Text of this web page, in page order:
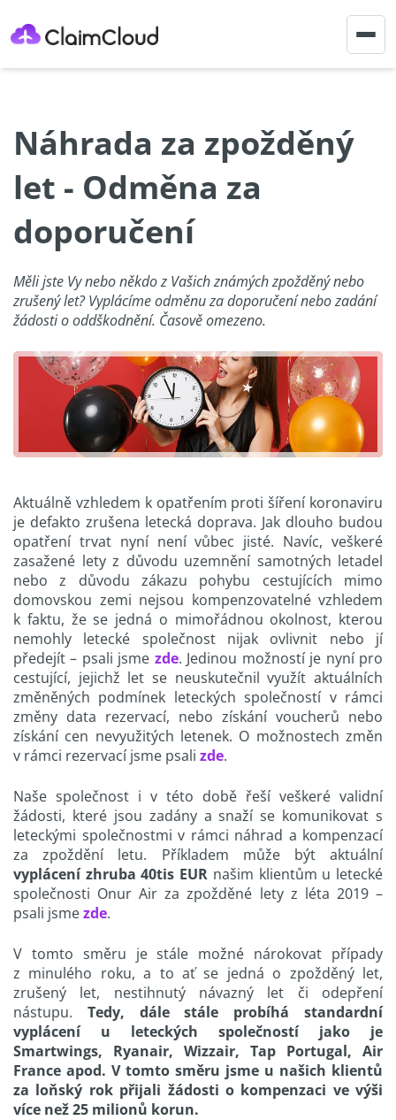
Náhrada za zpožděný
let - Odměna za
doporučení
Měli jste Vy nebo někdo z Vašich známých zpožděný nebo
zrušený let? Vyplácíme odměnu za doporučení nebo zadání
žádosti o oddškodnění. Časově omezeno.
Aktuálně vzhledem k opatřením proti šíření koronaviru
je defakto zrušena letecká doprava. Jak dlouho budou
opatření trvat nyní není vůbec jisté. Navíc, veškeré
zasažené lety z důvodu uzemnění samotných letadel
nebo z důvodu zákazu pohybu cestujících mimo
domovskou zemi nejsou kompenzovatelné vzhledem
k faktu, že se jedná o mimořádnou okolnost, kterou
nemohly letecké společnost nijak ovlivnit nebo jí
předejít – psali jsme zde. Jedinou možností je nyní pro
cestující, jejichž let se neuskutečnil využít aktuálních
změněných podmínek leteckých společností v rámci
změny data rezervací, nebo získání voucherů nebo
získání cen nevyužitých letenek. O možnostech změn
v rámci rezervací jsme psali zde.
Naše společnost i v této době řeší veškeré validní
žádosti, které jsou zadány a snaží se komunikovat s
leteckými společnostmi v rámci náhrad a kompenzací
za zpoždění letu. Příkladem může být aktuální
vyplácení zhruba 40tis EUR našim klientům u letecké
společnosti Onur Air za zpožděné lety z léta 2019 –
psali jsmezde.
V tomto směru je stále možné nárokovat případy
z minulého roku, a to ať se jedná o zpožděný let,
zrušený let, nestihnutý návazný let či odepření
nástupu. Tedy, dále stále probíhá standardní
vyplácení u leteckých společností jako je
Smartwings, Ryanair, Wizzair, Tap Portugal, Air
France apod. V tomto směru jsme u našich klientů
za loňský rok přijali žádosti o kompenzaci ve výši
více než 25 milionů korun.